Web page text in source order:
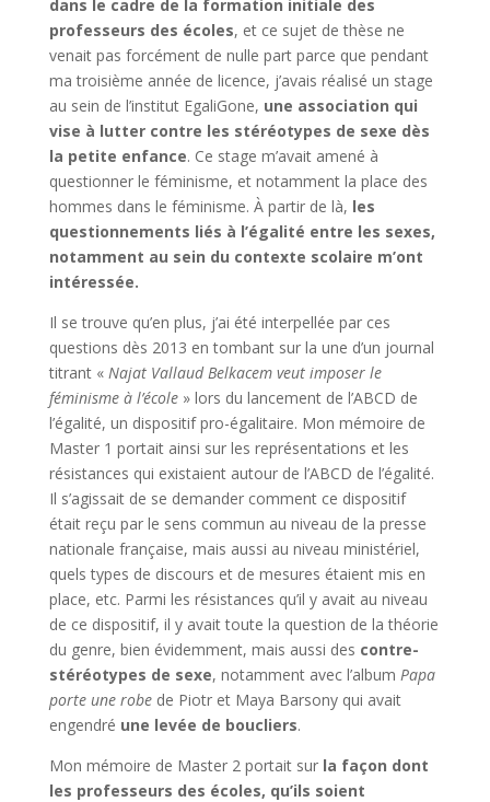
dans le cadre de la formation initiale des
professeurs des écoles, et ce sujet de thèse ne
venait pas forcément de nulle part parce que pendant
ma troisième année de licence, j’avais réalisé un stage
au sein de l’institut EgaliGone, une association qui
vise à lutter contre les stéréotypes de sexe dès
la petite enfance. Ce stage m’avait amené à
questionner le féminisme, et notamment la place des
hommes dans le féminisme. À partir de là, les
questionnements liés à l’égalité entre les sexes,
notamment au sein du contexte scolaire m’ont
intéressée.
Il se trouve qu’en plus, j’ai été interpellée par ces
questions dès 2013 en tombant sur la une d’un journal
titrant « Najat Vallaud Belkacem veut imposer le
féminisme à l’école» lors du lancement de l’ABCD de
l’égalité, un dispositif pro-égalitaire. Mon mémoire de
Master 1 portait ainsi sur les représentations et les
résistances qui existaient autour de l’ABCD de l’égalité.
Il s’agissait de se demander comment ce dispositif
était reçu par le sens commun au niveau de la presse
nationale française, mais aussi au niveau ministériel,
quels types de discours et de mesures étaient mis en
place, etc. Parmi les résistances qu’il y avait au niveau
de ce dispositif, il y avait toute la question de la théorie
du genre, bien évidemment, mais aussi des contre-
stéréotypes de sexe, notamment avec l’album Papa
porte une robede Piotr et Maya Barsony qui avait
engendré une levée de boucliers.
Mon mémoire de Master 2 portait sur la façon dont
les professeurs des écoles, qu’ils soient